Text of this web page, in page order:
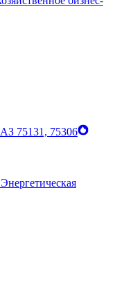
75131, 75306